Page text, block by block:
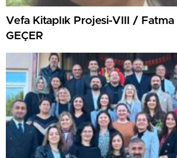
Vefa Kitaplık Projesi-VIII /
GEÇER